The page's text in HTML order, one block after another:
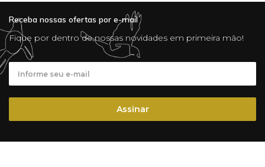
Receba nossas ofertas por e-mail
Fique por dentro de nossas novidades em primeira mão!
Assinar